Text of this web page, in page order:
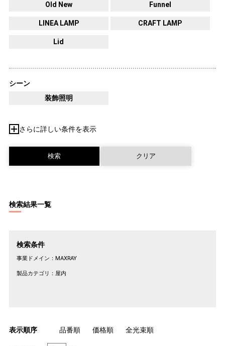
Old New Funnel
LINEA LAMP CRAFT LAMP
Lid
シーン
装飾照明
さらに詳しい条件を表示
検索結果一覧
検索条件
事業ドメイン： MAXRAY
製品カテゴリ： 屋内
表示順序 品番順 価格順 全光束順